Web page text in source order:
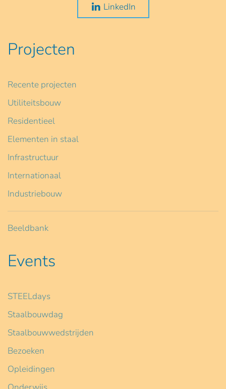
LinkedIn
Projecten
Recente projecten
Utiliteitsbouw
Residentieel
Elementen in staal
Infrastructuur
Internationaal
Industriebouw
Beeldbank
Events
STEELdays
Staalbouwdag
Staalbouwwedstrijden
Bezoeken
Opleidingen